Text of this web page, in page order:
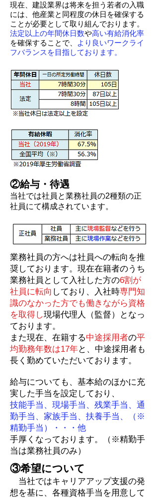
現在、建設業界は将来を担う若者の入職
には、他産業と同程度の休日を確保する
ことが必要として取り組んでおります。
法定以上の年間休日数や高い有給消化率
を確保することで、
より良いワークライ
フバランスを目指しております。
②給与・待遇
当社では社員と業務社員の2種類の正
社員にて構成されています。
業務社員の方へは社員への転向を推
奨しております。現在在籍者のうち
業務社員として入社した方の6割が
社員に転向 しており、入社時専門知
識のなかった方でも働きながら資格
を取得し現場代理人（監督）となっ
ております。
また現在、 在籍する中途採用者の平
均勤務年数は17年と、中途採用者も
長く勤めていただいております。
給与についても、基本給のほかに充
実した手当を設定しており、
技能手当、現場手当、残業手当、通
勤手当、家族手当、扶養手当、（※
精勤手当）・・・他
手厚くなっております。（※精勤手
当は業務社員のみ）
③希望について
当社ではキャリアアップ支援の発
想を基に、各種資格手当を用意して